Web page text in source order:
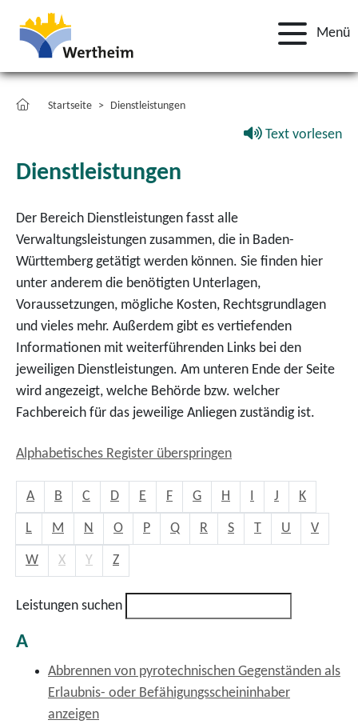
Menü
Startseite Dienstleistungen
Text vorlesen
Dienstleistungen
Der Bereich Dienstleistungen fasst alle
Verwaltungsleistungen zusammen, die in Baden-
Württemberg getätigt werden können. Sie finden hier
unter anderem die benötigten Unterlagen,
Voraussetzungen, mögliche Kosten, Rechtsgrundlagen
und vieles mehr. Außerdem gibt es vertiefenden
Informationen mit weiterführenden Links bei den
jeweiligen Dienstleistungen. Am unteren Ende der Seite
wird angezeigt, welche Behörde bzw. welcher
Fachbereich für das jeweilige Anliegen zuständig ist.
Alphabetisches Register überspringen
A B C D E F G H I J K
L M N O P Q R S T U V
W X Y Z
Leistungen suchen
A
Abbrennen von pyrotechnischen Gegenständen als
Erlaubnis- oder Befähigungsscheininhaber
anzeigen